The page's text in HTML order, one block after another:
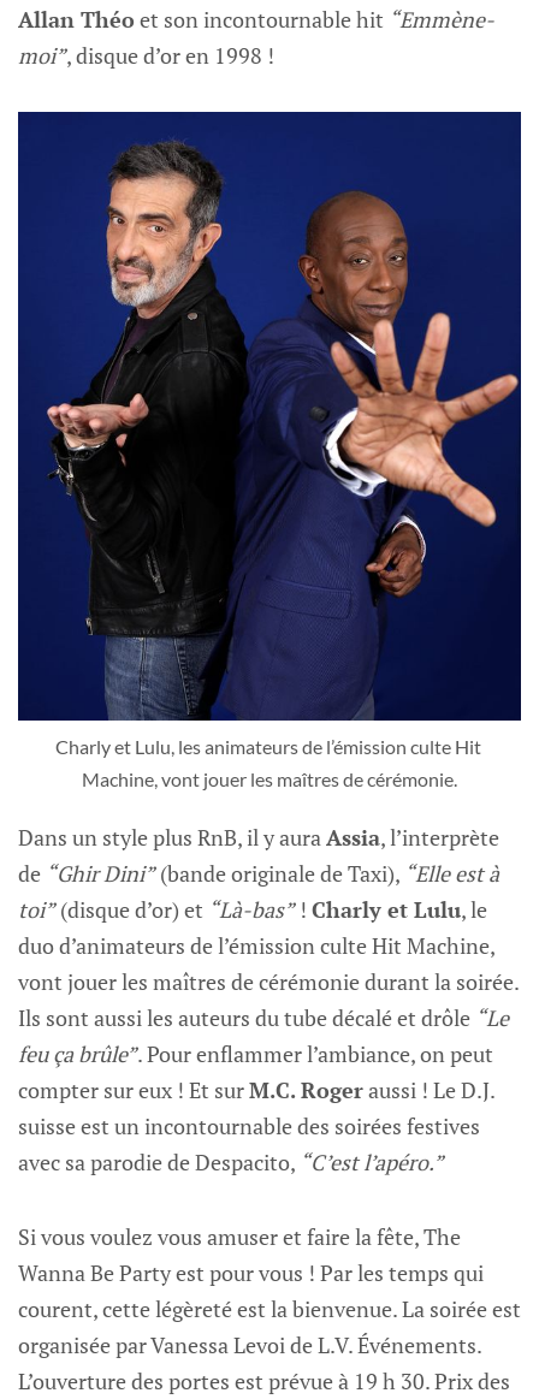
Allan Théo et son incontournable hit “Emmène-
moi”, disque d’or en 1998 !
Charly et Lulu, les animateurs de l’émission culte Hit
Machine, vont jouer les maîtres de cérémonie.
Dans un style plus RnB, il y auraAssia, l’interprète
de “Ghir Dini”(bande originale de Taxi), “Elle est à
toi”(disque d’or) et “Là-bas”! Charly et Lulu, le
duo d’animateurs de l’émission culte Hit Machine,
vont jouer les maîtres de cérémonie durant la soirée.
Ils sont aussi les auteurs du tube décalé et drôle “Le
feu ça brûle”. Pour enflammer l’ambiance, on peut
compter sur eux ! Et surM.C. Rogeraussi ! Le D.J.
suisse est un incontournable des soirées festives
avec sa parodie de Despacito, “C’est l’apéro.”
Si vous voulez vous amuser et faire la fête, The
Wanna Be Party est pour vous ! Par les temps qui
courent, cette légèreté est la bienvenue. La soirée est
organisée par Vanessa Levoi de L.V. Événements.
L’ouverture des portes est prévue à 19 h 30. Prix des